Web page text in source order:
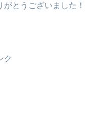
とうございました！
ク